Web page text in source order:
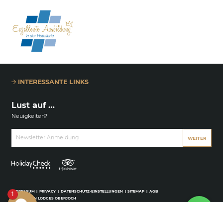
INTERESSANTE LINKS
Lust auf …
Neuigkeiten?
Newsletter Anmeldung WEITER
IMPRESSUM | PRIVACY | DATENSCHUTZ-EINSTELLUNGEN | SITEMAP | AGB
© 2026 ALPIN LODGES OBERJOCH
1